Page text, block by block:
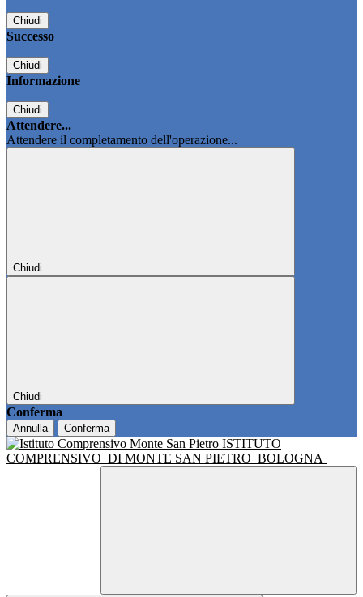
Chiudi
Successo
Chiudi
Informazione
Chiudi
Attendere...
Attendere il completamento dell'operazione...
Chiudi
Chiudi
Conferma
Annulla Conferma
ISTITUTO
COMPRENSIVO DI MONTE SAN PIETRO BOLOGNA